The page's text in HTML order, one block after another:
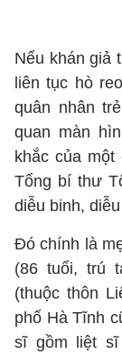
Nếu khán giả
liên tục hò
quân nhân
quan màn
khắc của
Tổng bí thư
diễu binh,
Đó chính là
(86 tuổi, trú
(thuộc thôn
phố Hà Tĩnh
sĩ gồm liệt sĩ